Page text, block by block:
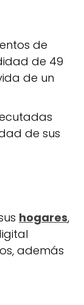
de
de 49
de un
de sus
hogares,
además